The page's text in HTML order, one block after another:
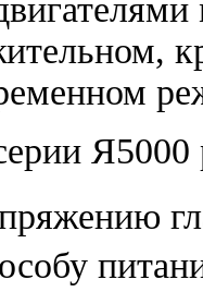
Я5000